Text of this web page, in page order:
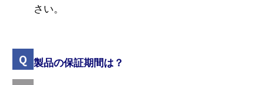
さい。
製品の保証期間は？